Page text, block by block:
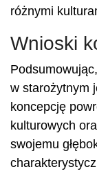
różnymi
Wnioski
w starożytnym
koncepcję
kulturowych
swojemu